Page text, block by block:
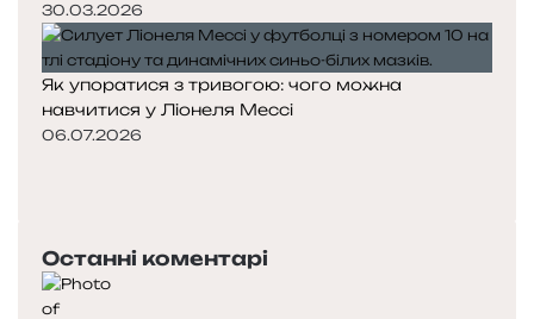
30.03.2026
Як упоратися з тривогою: чого можна
навчитися у Ліонеля Мессі
06.07.2026
Останні коментарі